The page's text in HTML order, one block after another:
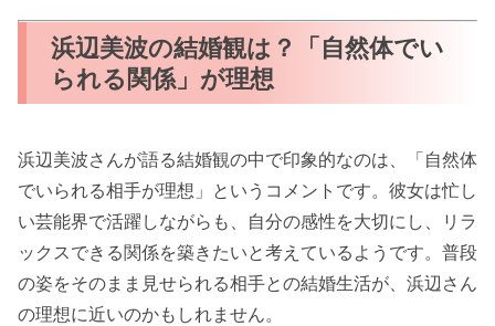
浜辺美波の結婚観は？「自然体でい
られる関係」が理想
浜辺美波さんが語る結婚観の中で印象的なのは、「自然体
でいられる相手が理想」というコメントです。彼女は忙し
い芸能界で活躍しながらも、自分の感性を大切にし、リラ
ックスできる関係を築きたいと考えているようです。普段
の姿をそのまま見せられる相手との結婚生活が、浜辺さん
の理想に近いのかもしれません。